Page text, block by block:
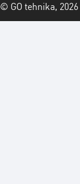
© GO tehnika, 2026